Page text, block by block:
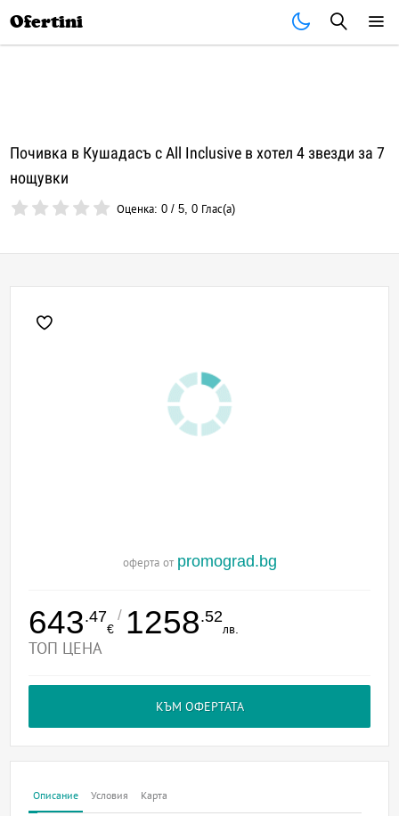
Ofertini
Почивка в Кушадасъ с All Inclusive в хотел 4 звезди за 7
нощувки
Оценка:0 /5,0 Глас(а)
оферта от promograd.bg
643.47
€
/ 1258.52
лв.
ТОП ЦЕНА
КЪМ ОФЕРТАТА
Описание Условия Карта